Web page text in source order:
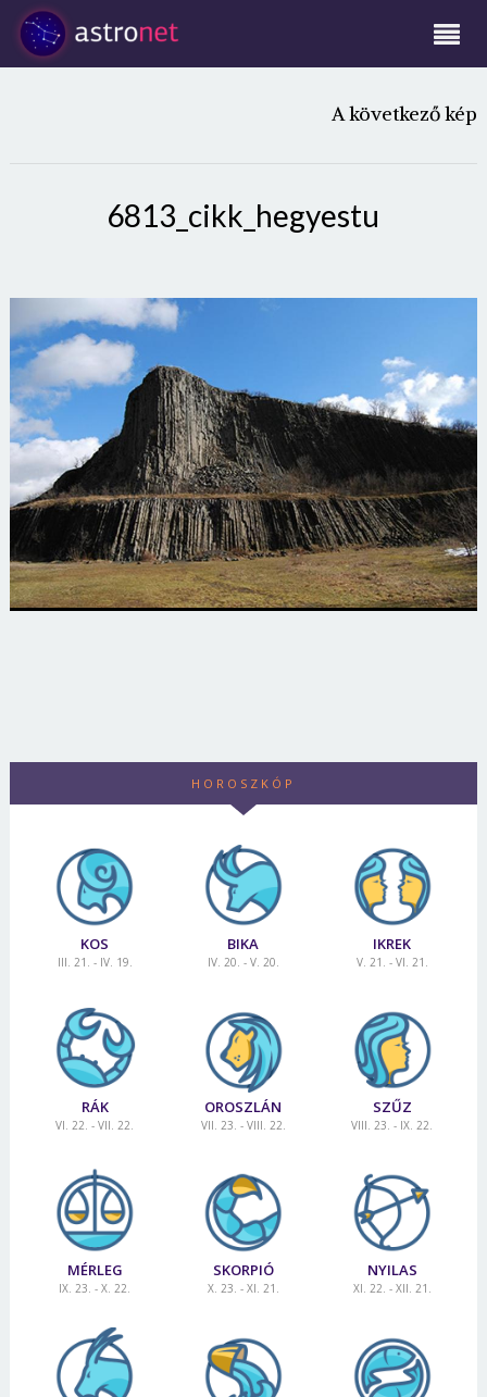
A következő kép
6813_cikk_hegyestu
HOROSZKÓP
KOS
III. 21. - IV. 19.
BIKA
IV. 20. - V. 20.
IKREK
V. 21. - VI. 21.
RÁK
VI. 22. - VII. 22.
OROSZLÁN
VII. 23. - VIII. 22.
SZŰZ
VIII. 23. - IX. 22.
MÉRLEG
IX. 23. - X. 22.
SKORPIÓ
X. 23. - XI. 21.
NYILAS
XI. 22. - XII. 21.